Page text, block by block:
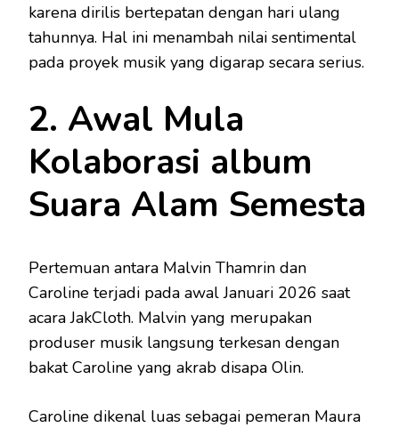
karena dirilis bertepatan dengan hari ulang
tahunnya. Hal ini menambah nilai sentimental
pada proyek musik yang digarap secara serius.
2. Awal Mula
Kolaborasi album
Suara Alam Semesta
Pertemuan antara Malvin Thamrin dan
Caroline terjadi pada awal Januari 2026 saat
acara JakCloth. Malvin yang merupakan
produser musik langsung terkesan dengan
bakat Caroline yang akrab disapa Olin.
Caroline dikenal luas sebagai pemeran Maura